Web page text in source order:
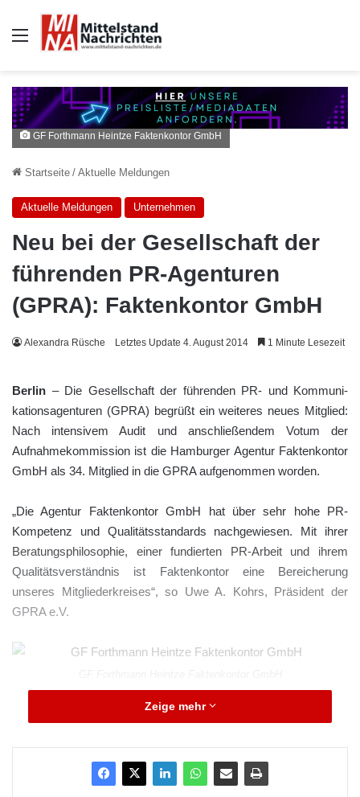
Auswahl
GF Forthmann Heintze Faktenkontor GmbH
Startseite / Aktuelle Meldungen
Aktuelle Meldungen Unternehmen
Neu bei der Gesellschaft der
führenden PR-Agenturen
(GPRA): Faktenkontor GmbH
Alexandra Rüsche Letztes Update 4. August 2014 1 Minute Lesezeit
Berlin – Die Gesellschaft der führenden PR- und Kommuni­
kationsagenturen (GPRA) begrüßt ein weiteres neues Mitglied:
Nach intensivem Audit und anschließendem Votum der
Aufnahmekommission ist die Hamburger Agentur Faktenkontor
GmbH als 34. Mitglied in die GPRA aufgenommen worden.
„Die Agentur Faktenkontor GmbH hat über sehr hohe PR-
Kompetenz und Qualitätsstandards nachgewiesen. Mit ihrer
Beratungsphilosophie, einer fundierten PR-Arbeit und ihrem
Qualitätsverständnis ist Faktenkontor eine Bereicherung
unseres Mitgliederkreises“, so Uwe A. Kohrs, Präsident der
GPRA e.V.
„Wir freuen uns sehr über die Aufnahme bei der GPRA. Mit
die Basis für einen nachhaltigen PR-Erfolg unserer Kunden und
die Erlangung von Themenführerschaften. Die Mitgliedschaft bei
der GPRA ist für uns ein Gütesiegel für unsere Arbeitsqualität.
Zeige mehr